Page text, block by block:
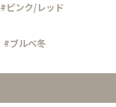
#ピンク/レッド
#ブルべ冬